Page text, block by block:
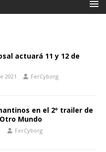
actuará 11 y 12 de
2021 FerCyborg
en el 2º trailer de
Mundo
FerCyborg